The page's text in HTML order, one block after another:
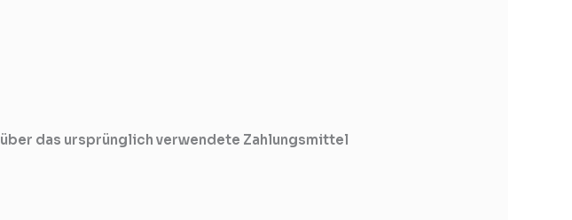
über das ursprünglich verwendete Zahlungsmittel